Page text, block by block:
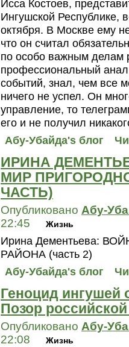
Исса Костоев,
Ингушской Республике,
октября. В Москве ему
что он считал
по особо важным делам
профессиональный
событий, знал, чем все
ничего не успел. Он
управление, то
его и не получил
Абу-Убайда's блог
ИРИНА
МИР
ЧАСТЬ)
Опубликовано Абу-
22:45
Жизнь
Ирина Дементьева:
РАЙОНА (часть 2)
Абу-Убайда's блог
Геноцид ингушей
Позор
Опубликовано Абу-
22:08
Жизнь